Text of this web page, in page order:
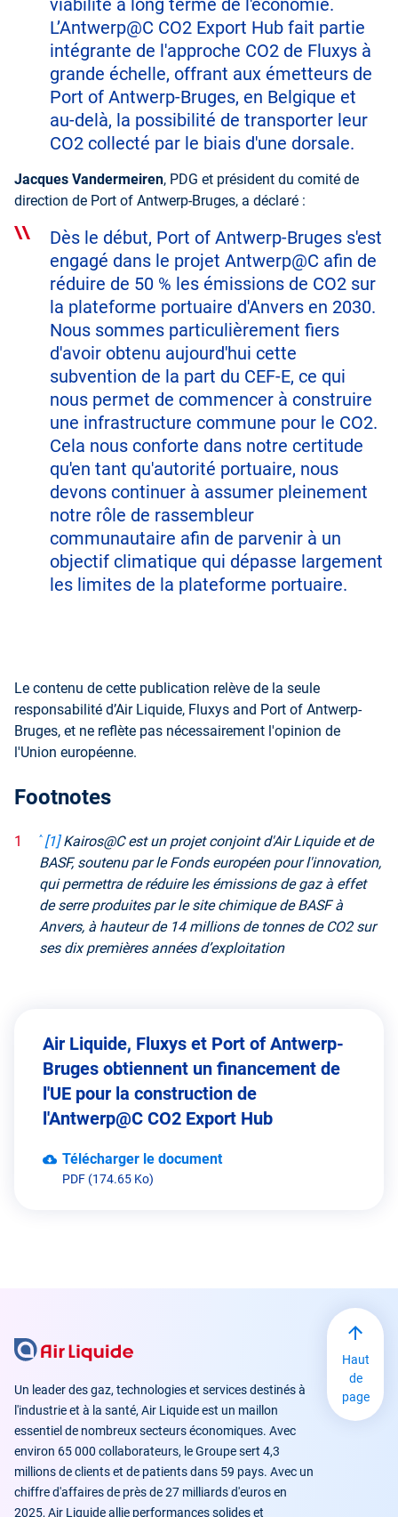
viabilité à long terme de l'économie.
L’Antwerp@C CO2 Export Hub fait partie
intégrante de l'approche CO2 de Fluxys à
grande échelle, offrant aux émetteurs de
Port of Antwerp-Bruges, en Belgique et
au-delà, la possibilité de transporter leur
CO2 collecté par le biais d'une dorsale.
Jacques Vandermeiren, PDG et président du comité de
direction de Port of Antwerp-Bruges, a déclaré :
Dès le début, Port of Antwerp-Bruges s'est
engagé dans le projet Antwerp@C afin de
réduire de 50 % les émissions de CO2 sur
la plateforme portuaire d'Anvers en 2030.
Nous sommes particulièrement fiers
d'avoir obtenu aujourd'hui cette
subvention de la part du CEF-E, ce qui
nous permet de commencer à construire
une infrastructure commune pour le CO2.
Cela nous conforte dans notre certitude
qu'en tant qu'autorité portuaire, nous
devons continuer à assumer pleinement
notre rôle de rassembleur
communautaire afin de parvenir à un
objectif climatique qui dépasse largement
les limites de la plateforme portuaire.
Le contenu de cette publication relève de la seule
responsabilité d’Air Liquide, Fluxys and Port of Antwerp-
Bruges, et ne reflète pas nécessairement l'opinion de
l'Union européenne.
Footnotes
^ [1]Kairos@C est un projet conjoint d'Air Liquide et de
BASF, soutenu par le Fonds européen pour l'innovation,
qui permettra de réduire les émissions de gaz à effet
de serre produites par le site chimique de BASF à
Anvers, à hauteur de 14 millions de tonnes de CO2 sur
ses dix premières années d’exploitation
Air Liquide, Fluxys et Port of Antwerp-
Bruges obtiennent un financement de
l'UE pour la construction de
l'Antwerp@C CO2 Export Hub
Télécharger le document
PDF (174.65 Ko)
Un leader des gaz, technologies et services destinés à
l'industrie et à la santé, Air Liquide est un maillon
essentiel de nombreux secteurs économiques. Avec
environ 65 000 collaborateurs, le Groupe sert 4,3
millions de clients et de patients dans 59 pays. Avec un
chiffre d'affaires de près de 27 milliards d'euros en
2025, Air Liquide allie performances solides et
Haut
de
page